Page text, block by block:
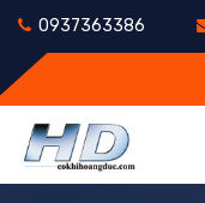
0937363386